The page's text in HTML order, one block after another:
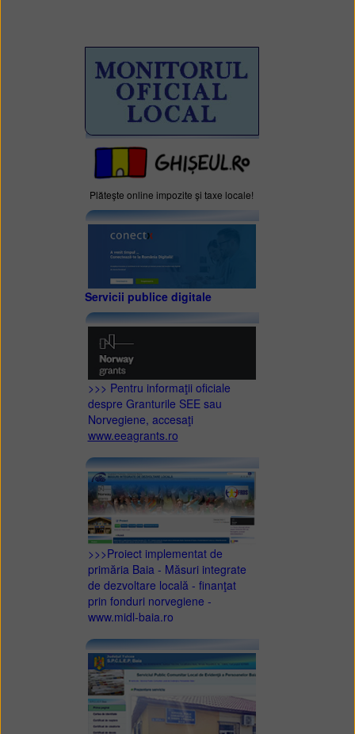
Plăteşte online impozite şi taxe locale!
Servicii publice digitale
>>> Pentru informaţii oficiale
despre Granturile SEE sau
Norvegiene, accesaţi
www.eeagrants.ro
>>>Proiect implementat de
primăria Baia - Măsuri integrate
de dezvoltare locală - finanţat
prin fonduri norvegiene -
www.midl-baia.ro